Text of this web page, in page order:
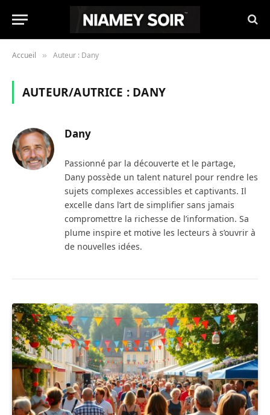
Accueil » Auteur : Dany
AUTEUR/AUTRICE : DANY
Dany
Passionné par la découverte et le partage,
Dany possède un talent naturel pour rendre les
sujets complexes accessibles et captivants. Il
excelle dans l’art de simplifier sans jamais
compromettre la richesse de l’information. Sa
plume inspire et motive les lecteurs à s’ouvrir à
de nouvelles idées.